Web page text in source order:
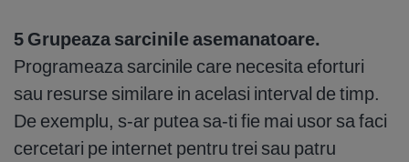
5 Grupeaza sarcinile asemanatoare.
Programeaza sarcinile care necesita eforturi
sau resurse similare in acelasi interval de timp.
De exemplu, s-ar putea sa-ti fie mai usor sa faci
cercetari pe internet pentru trei sau patru